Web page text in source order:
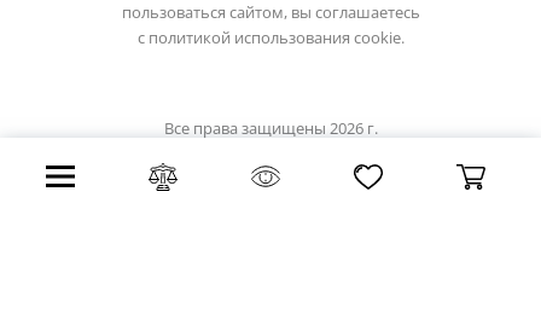
пользоваться сайтом, вы соглашаетесь
с политикой использования cookie.
Все права защищены 2026 г.